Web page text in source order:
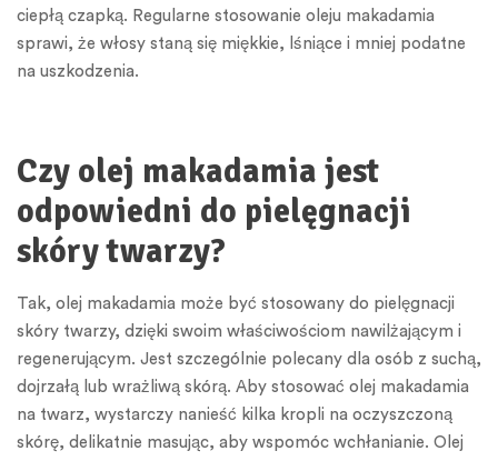
ciepłą czapką. Regularne stosowanie oleju makadamia
sprawi, że włosy staną się miękkie, lśniące i mniej podatne
na uszkodzenia.
Czy olej makadamia jest
odpowiedni do pielęgnacji
skóry twarzy?
Tak, olej makadamia może być stosowany do pielęgnacji
skóry twarzy, dzięki swoim właściwościom nawilżającym i
regenerującym. Jest szczególnie polecany dla osób z suchą,
dojrzałą lub wrażliwą skórą. Aby stosować olej makadamia
na twarz, wystarczy nanieść kilka kropli na oczyszczoną
skórę, delikatnie masując, aby wspomóc wchłanianie. Olej